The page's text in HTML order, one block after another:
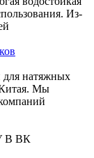
Из-
для натяжных
Мы
В ВК